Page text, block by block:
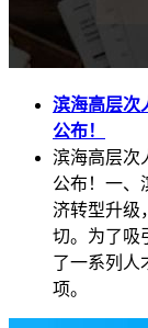
滨海高层次
公布！
滨海高层次
公布！一、
济转型升级
切。为了吸
了一系列人
项。